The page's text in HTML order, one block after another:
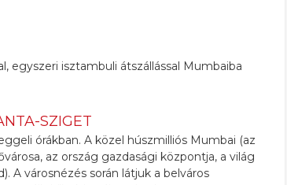
egyszeri isztambuli átszállással Mumbaiba
SZIGET
órákban. A közel húszmilliós Mumbai (az
az ország gazdasági központja, a világ
A városnézés során látjuk a belváros